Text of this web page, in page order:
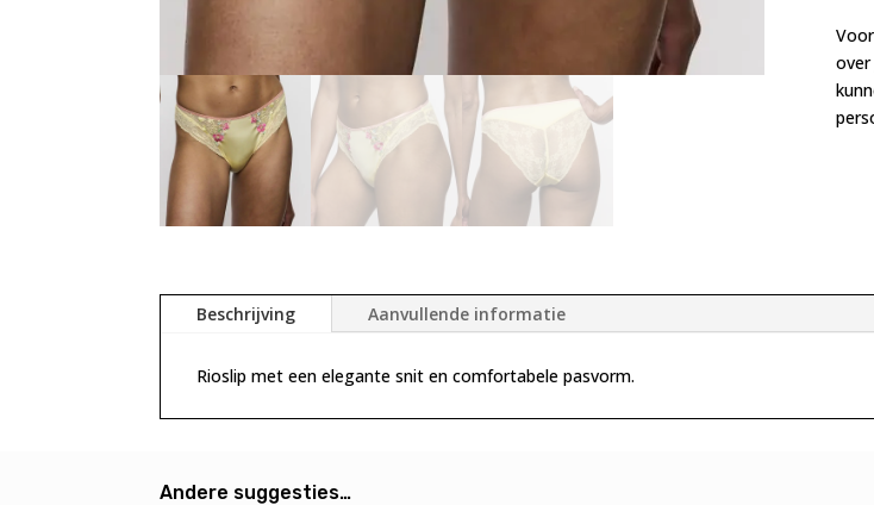
Beschrijving Aanvullende informatie
Rioslip met een elegante snit en comfortabele pasvorm.
Andere suggesties…